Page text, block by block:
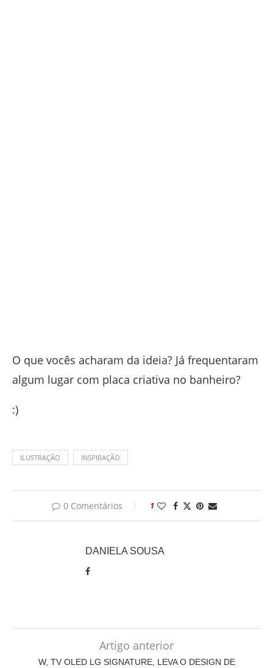
O que vocês acharam da ideia? Já frequentaram
algum lugar com placa criativa no banheiro?
:)
ILUSTRAÇÃO INSPIRAÇÃO
0 Comentários 1
DANIELA SOUSA
Artigo anterior
W, TV OLED LG SIGNATURE, LEVA O DESIGN DE